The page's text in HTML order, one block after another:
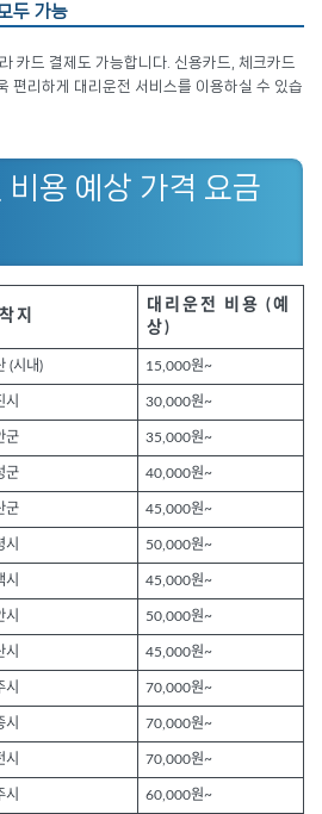
두 가능
카드 결제도 가능합니다. 신용카드, 체크카드
편리하게 대리운전 서비스를 이용하실 수 있습
비용 예상 가격 요금
지
대리운전 비용 (예
상)
(시내) 15,000원~
시 30,000원~
군 35,000원~
군 40,000원~
군 45,000원~
시 50,000원~
시 45,000원~
시 50,000원~
시 45,000원~
시 70,000원~
시 70,000원~
시 70,000원~
시 60,000원~